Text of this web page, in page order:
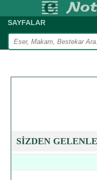
SAYFALAR
SİZDEN